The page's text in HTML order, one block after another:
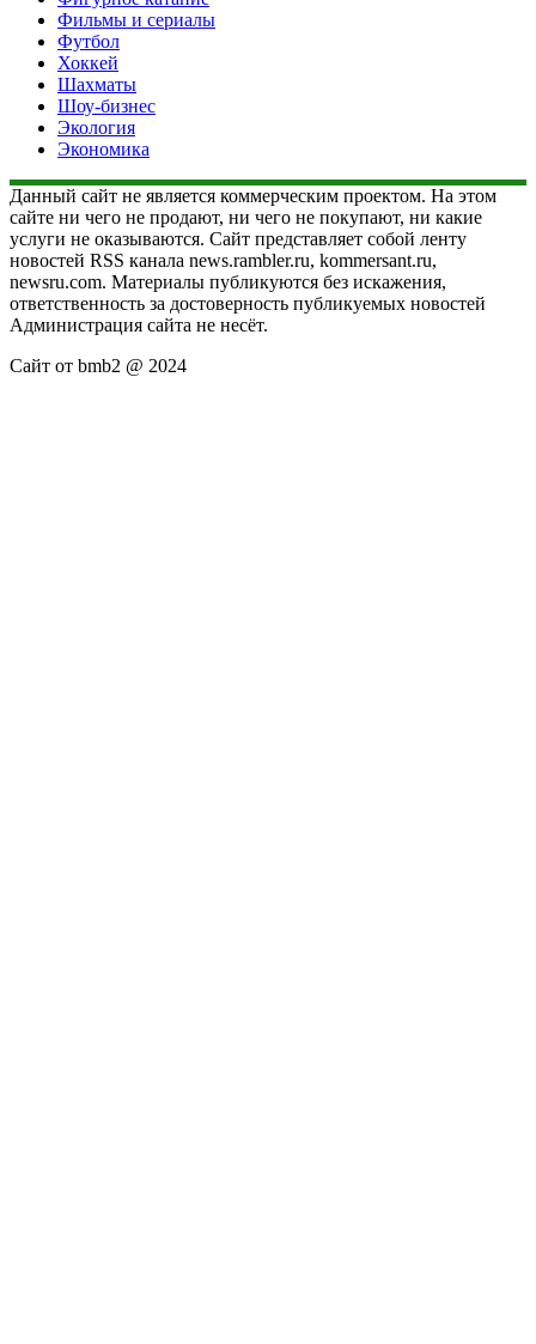
Фильмы и сериалы
Футбол
Хоккей
Шахматы
Шоу-бизнес
Экология
Экономика
Данный сайт не является коммерческим проектом. На этом
сайте ни чего не продают, ни чего не покупают, ни какие
услуги не оказываются. Сайт представляет собой ленту
новостей RSS канала news.rambler.ru, kommersant.ru,
newsru.com. Материалы публикуются без искажения,
ответственность за достоверность публикуемых новостей
Администрация сайта не несёт.
Сайт от bmb2 @ 2024